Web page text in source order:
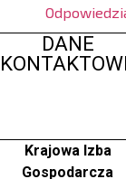
DANE
Krajowa Izba
Gospodarcza